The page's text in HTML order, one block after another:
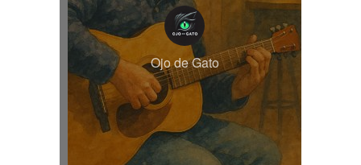
Ojo de Gato